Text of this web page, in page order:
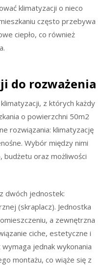
klimatyzacji o nieco
często przebywa
ciepło, co również
do rozważenia
z których każdy
o powierzchni 50m2
rozwiązania: klimatyzację
Wybór między nimi
budżetu oraz możliwości
dwóch jednostek:
(skraplacz). Jednostka
a zewnętrzna
ciche, estetyczne i
jednak wykonania
montażu, co wiąże się z